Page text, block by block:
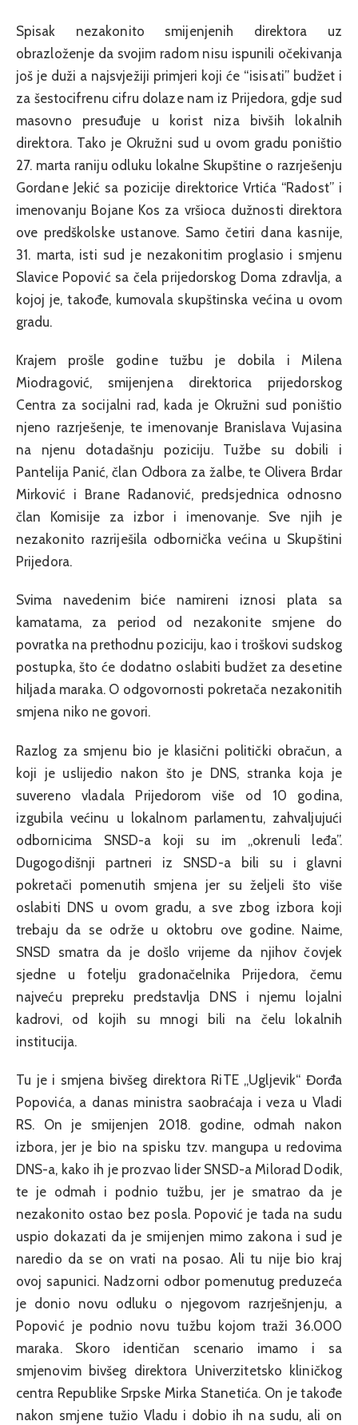
Spisak nezakonito smijenjenih direktora uz
obrazloženje da svojim radom nisu ispunili očekivanja
još je duži a najsvježiji primjeri koji će “isisati” budžet i
za šestocifrenu cifru dolaze nam iz Prijedora, gdje sud
masovno presuđuje u korist niza bivših lokalnih
direktora. Tako je Okružni sud u ovom gradu poništio
27. marta raniju odluku lokalne Skupštine o razrješenju
Gordane Jekić sa pozicije direktorice Vrtića “Radost” i
imenovanju Bojane Kos za vršioca dužnosti direktora
ove predškolske ustanove. Samo četiri dana kasnije,
31. marta, isti sud je nezakonitim proglasio i smjenu
Slavice Popović sa čela prijedorskog Doma zdravlja, a
kojoj je, takođe, kumovala skupštinska većina u ovom
gradu.
Krajem prošle godine tužbu je dobila i Milena
Miodragović, smijenjena direktorica prijedorskog
Centra za socijalni rad, kada je Okružni sud poništio
njeno razrješenje, te imenovanje Branislava Vujasina
na njenu dotadašnju poziciju. Tužbe su dobili i
Pantelija Panić, član Odbora za žalbe, te Olivera Brdar
Mirković i Brane Radanović, predsjednica odnosno
član Komisije za izbor i imenovanje. Sve njih je
nezakonito razriješila odbornička većina u Skupštini
Prijedora.
Svima navedenim biće namireni iznosi plata sa
kamatama, za period od nezakonite smjene do
povratka na prethodnu poziciju, kao i troškovi sudskog
postupka, što će dodatno oslabiti budžet za desetine
hiljada maraka. O odgovornosti pokretača nezakonitih
smjena niko ne govori.
Razlog za smjenu bio je klasični politički obračun, a
koji je uslijedio nakon što je DNS, stranka koja je
suvereno vladala Prijedorom više od 10 godina,
izgubila većinu u lokalnom parlamentu, zahvaljujući
odbornicima SNSD-a koji su im „okrenuli leđa”.
Dugogodišnji partneri iz SNSD-a bili su i glavni
pokretači pomenutih smjena jer su željeli što više
oslabiti DNS u ovom gradu, a sve zbog izbora koji
trebaju da se održe u oktobru ove godine. Naime,
SNSD smatra da je došlo vrijeme da njihov čovjek
sjedne u fotelju gradonačelnika Prijedora, čemu
najveću prepreku predstavlja DNS i njemu lojalni
kadrovi, od kojih su mnogi bili na čelu lokalnih
institucija.
Tu je i smjena bivšeg direktora RiTE „Ugljevik“ Đorđa
Popovića, a danas ministra saobraćaja i veza u Vladi
RS. On je smijenjen 2018. godine, odmah nakon
izbora, jer je bio na spisku tzv. mangupa u redovima
DNS-a, kako ih je prozvao lider SNSD-a Milorad Dodik,
te je odmah i podnio tužbu, jer je smatrao da je
nezakonito ostao bez posla. Popović je tada na sudu
uspio dokazati da je smijenjen mimo zakona i sud je
naredio da se on vrati na posao. Ali tu nije bio kraj
ovoj sapunici. Nadzorni odbor pomenutug preduzeća
je donio novu odluku o njegovom razrješnjenju, a
Popović je podnio novu tužbu kojom traži 36.000
maraka. Skoro identičan scenario imamo i sa
smjenovim bivšeg direktora Univerzitetsko kliničkog
centra Republike Srpske Mirka Stanetića. On je takođe
nakon smjene tužio Vladu i dobio ih na sudu, ali on